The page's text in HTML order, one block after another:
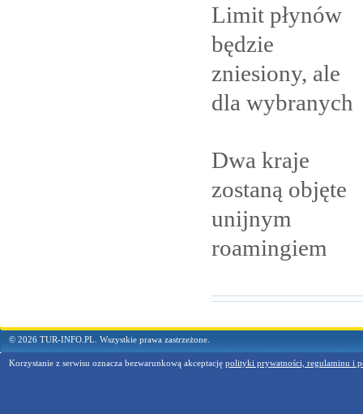
Limit płynów
będzie
zniesiony, ale
dla wybranych
Dwa kraje
zostaną objęte
unijnym
roamingiem
© 2026 TUR-INFO.PL. Wszystkie prawa zastrzeżone.
Korzystanie z serwisu oznacza bezwarunkową akceptację polityki prywatności, regulaminu i